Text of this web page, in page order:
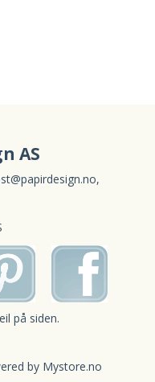
AS
,
på siden.
by Mystore.no